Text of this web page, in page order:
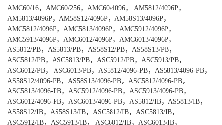
AMC60/16， AMC60/256， AMC60/4096， AM5812/4096P，
AM5813/4096P， AM58S12/4096P， AM58S13/4096P，
AMC5812/4096P， AMC5813/4096P， AMC5912/4096P，
AMC5913/4096P， AMC6012/4096P， AMC6013/4096P，
AS5812/PB， AS5813/PB， AS58S12/PB， AS58S13/PB，
ASC5812/PB， ASC5813/PB， ASC5912/PB， ASC5913/PB，
ASC6012/PB， ASC6013/PB， AS5812/4096-PB， AS5813/4096-PB，
AS58S12/4096-PB， AS58S13/4096-PB， ASC5812/4096-PB，
ASC5813/4096-PB， ASC5912/4096-PB， ASC5913/4096-PB，
ASC6012/4096-PB， ASC6013/4096-PB， AS5812/IB， AS5813/IB，
AS58S12/IB， AS58S13/IB， ASC5812/IB， ASC5813/IB，
ASC5912/IB， ASC5913/IB， ASC6012/IB， ASC6013/IB，